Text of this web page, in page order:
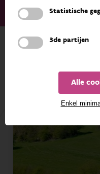
Statistische
3de partijen
Alle
Enkel
Update van de
habitatkaart